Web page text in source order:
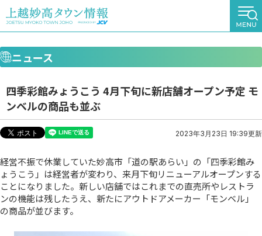
ニュース
四季彩館みょうこう 4月下旬に新店舗オープン予定 モ
ンベルの商品も並ぶ
2023年3月23日 19:39更新
経営不振で休業していた妙高市「道の駅あらい」の「四季彩館み
ょうこう」は経営者が変わり、来月下旬リニューアルオープンする
ことになりました。新しい店舗ではこれまでの直売所やレストラ
ンの機能は残したうえ、新たにアウトドアメーカー「モンベル」
の商品が並びます。